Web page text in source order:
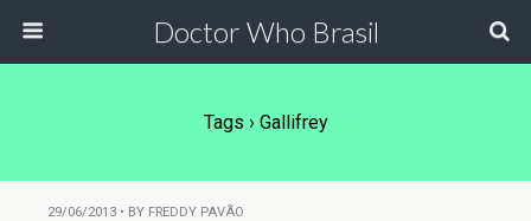
Doctor Who Brasil
Tags › Gallifrey
29/06/2013 • BY FREDDY PAVÃO